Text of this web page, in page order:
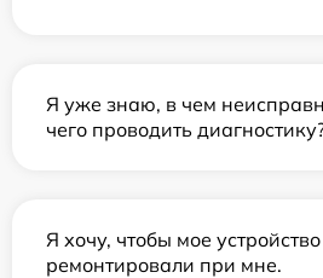
Я уже знаю, в чем
чего проводить
Я хочу, чтобы мое устройство
ремонтировали при мне.